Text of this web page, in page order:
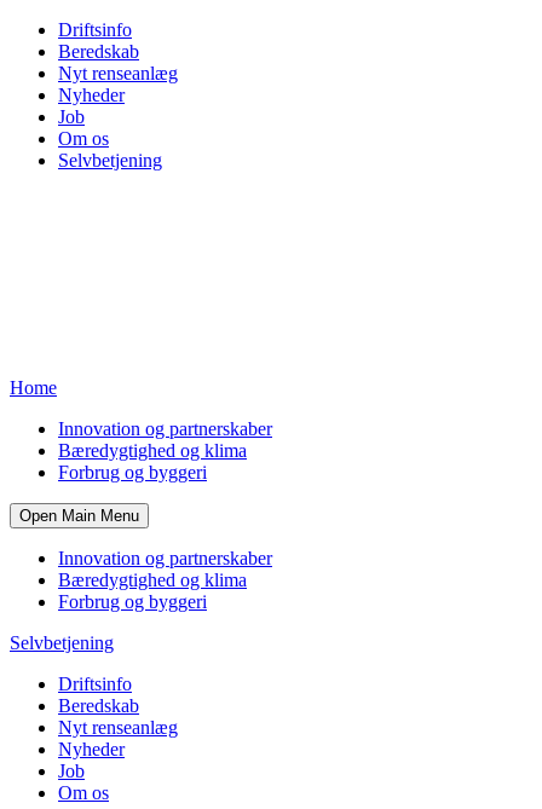
Driftsinfo
Beredskab
Nyt renseanlæg
Nyheder
Job
Om os
Selvbetjening
Home
Innovation og partnerskaber
Bæredygtighed og klima
Forbrug og byggeri
Open Main Menu
Innovation og partnerskaber
Bæredygtighed og klima
Forbrug og byggeri
Selvbetjening
Driftsinfo
Beredskab
Nyt renseanlæg
Nyheder
Job
Om os